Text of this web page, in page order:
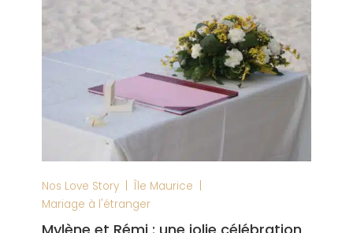
Nos Love Story | Île Maurice |
Mariage à l'étranger